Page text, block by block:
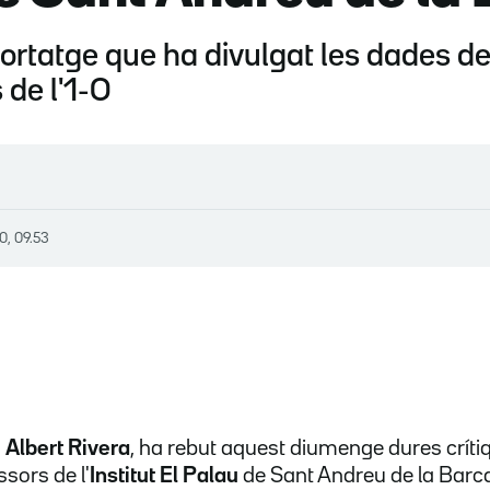
que ha divulgat les dades
de l'1-O
09.53
Albert Rivera, ha rebut aquest diumenge dures
de l' Institut El Palau de Sant Andreu de la